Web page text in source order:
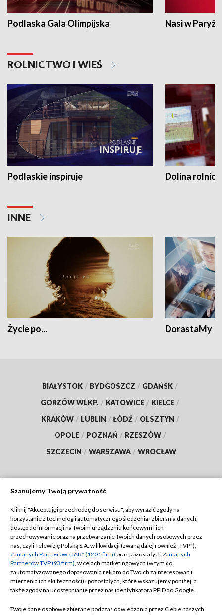
Podlaska Gala Olimpijska Nasi w Paryżu
ROLNICTWO I WIEŚ
Podlaskie inspiruje Dolina
INNE
Życie po... DorastaMy
BIAŁYSTOK / BYDGOSZCZ / GDAŃSK /
GORZÓW WLKP. / KATOWICE / KIELCE /
KRAKÓW / LUBLIN / ŁÓDŹ / OLSZTYN /
OPOLE / POZNAŃ / RZESZÓW /
SZCZECIN / WARSZAWA / WROCŁAW
TVP
Abonament TVP
Emisja w TVP
Centrum informacji TVP
Naziemna Telewizja Cyfrowa
Regulamin TVP
Polityka prywatności
Moje zgody
Pomoc
Szanujemy Twoją prywatność
Kliknij "Akceptuję i przechodzę do serwisu", aby wyrazić zgody na
korzystanie z technologii automatycznego śledzenia i zbierania danych,
dostęp do informacji na Twoim urządzeniu końcowym i ich
przechowywanie oraz na przetwarzanie Twoich danych osobowych przez
nas, czyli Telewizję Polską S.A. w likwidacji (zwaną dalej również „TVP”),
Zaufanych Partnerów z IAB* (1201 firm) oraz pozostałych Zaufanych
Partnerów TVP (93 firm), w celach marketingowych (w tym do
zautomatyzowanego dopasowania reklam do Twoich zainteresowań i
mierzenia ich skuteczności) i pozostałych, które wskazujemy poniżej, a
także zgody na udostępnianie przez nas identyfikatora PPID do Google.
Twoje dane osobowe zbierane podczas odwiedzania przez Ciebie naszych